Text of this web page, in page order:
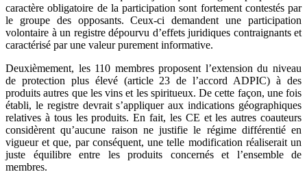
caractère obligatoire de la participation sont fortement contestés par
le groupe des opposants. Ceux-ci demandent une participation
volontaire à un registre dépourvu d’effets juridiques contraignants et
caractérisé par une valeur purement informative.
Deuxièmement, les 110 membres proposent l’extension du niveau
de protection plus élevé (article 23 de l’accord ADPIC) à des
produits autres que les vins et les spiritueux. De cette façon, une fois
établi, le registre devrait s’appliquer aux indications géographiques
relatives à tous les produits. En fait, les CE et les autres coauteurs
considèrent qu’aucune raison ne justifie le régime différentié en
vigueur et que, par conséquent, une telle modification réaliserait un
juste équilibre entre les produits concernés et l’ensemble de
membres.